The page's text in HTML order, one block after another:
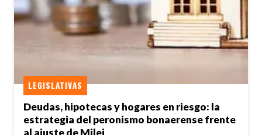
Deudas, hipotecas y hogares en riesgo: la
estrategia del peronismo bonaerense frente
al ajuste de Milei
LEGISLATIVAS